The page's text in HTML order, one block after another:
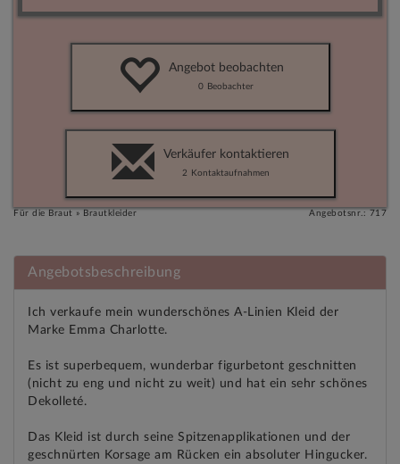
Angebot beobachten
0 Beobachter
Verkäufer kontaktieren
2 Kontaktaufnahmen
Für die Braut » Brautkleider Angebotsnr.: 717
Angebotsbeschreibung
Ich verkaufe mein wunderschönes A-Linien Kleid der
Marke Emma Charlotte.
Es ist superbequem, wunderbar figurbetont geschnitten
(nicht zu eng und nicht zu weit) und hat ein sehr schönes
Dekolleté.
Das Kleid ist durch seine Spitzenapplikationen und der
geschnürten Korsage am Rücken ein absoluter Hingucker.